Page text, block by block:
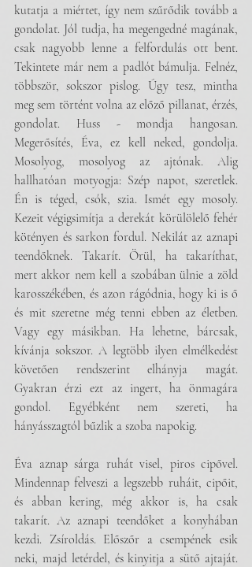
kutatja a miértet, így nem szűrődik tovább a
gondolat. Jól tudja, ha megengedné magának,
csak nagyobb lenne a felfordulás ott bent.
Tekintete már nem a padlót bámulja. Felnéz,
többször, sokszor pislog. Úgy tesz, mintha
meg sem történt volna az előző pillanat, érzés,
gondolat. Huss - mondja hangosan.
Megerősítés, Éva, ez kell neked, gondolja.
Mosolyog, mosolyog az ajtónak. Alig
hallhatóan motyogja: Szép napot, szeretlek.
Én is téged, csók, szia. Ismét egy mosoly.
Kezeit végigsimítja a derekát körülölelő fehér
kötényen és sarkon fordul. Nekilát az aznapi
teendőknek. Takarít. Örül, ha takaríthat,
mert akkor nem kell a szobában ülnie a zöld
karosszékében, és azon rágódnia, hogy ki is ő
és mit szeretne még tenni ebben az életben.
Vagy egy másikban. Ha lehetne, bárcsak,
kívánja sokszor. A legtöbb ilyen elmélkedést
követően rendszerint elhányja magát.
Gyakran érzi ezt az ingert, ha önmagára
gondol. Egyébként nem szereti, ha
hányásszagtól bűzlik a szoba napokig.
Éva aznap sárga ruhát visel, piros cipővel.
Mindennap felveszi a legszebb ruháit, cipőit,
és abban kering, még akkor is, ha csak
takarít. Az aznapi teendőket a konyhában
kezdi. Zsíroldás. Előszőr a csempének esik
neki, majd letérdel, és kinyitja a sütő ajtaját.